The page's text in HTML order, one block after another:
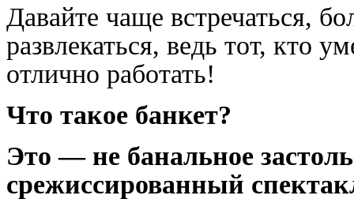
Давайте чаще встречаться,
развлекаться, ведь тот, кто
отлично работать!
Что такое банкет?
Это — не банальное
срежиссированный